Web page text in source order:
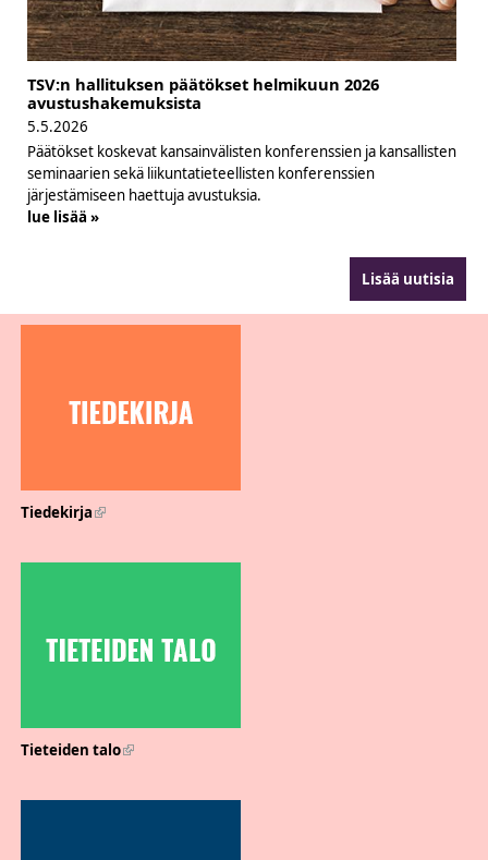
TSV:n hallituksen päätökset helmikuun 2026
avustushakemuksista
5.5.2026
Päätökset koskevat kansainvälisten konferenssien ja kansallisten
seminaarien sekä liikuntatieteellisten konferenssien
järjestämiseen haettuja avustuksia.
lue lisää »
Lisää uutisia
Tiedekirja(link is external)
Tieteiden talo(link is external)